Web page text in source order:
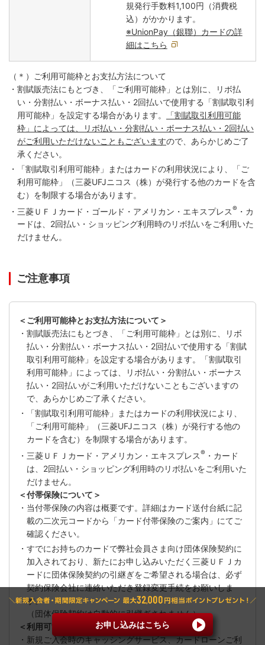
規発行手数料1,100円（消費税
込）がかかります。
※UnionPay（銀聯）カードの詳
細はこちら
（＊）ご利用可能枠とお支払方法について
・割賦販売法にもとづき、「ご利用可能枠」とは別に、リボ払
い・分割払い・ボーナス払い・2回払いで使用する「割賦取引利
用可能枠」を設定する場合があります。
「割賦取引利用可能
枠」によっては、リボ払い・分割払い・ボーナス払い・2回払い
がご利用いただけないこともございますので、あらかじめご了
承ください。
・「割賦取引利用可能枠」またはカードの利用状況により、「ご
利用可能枠」（三菱UFJニコス（株）が発行する他のカードを含
む）を制限する場合があります。
・三菱ＵＦＪカード・ゴールド・アメリカン・エキスプレス® ・カ
ードは、2回払い・ショッピング利用時のリボ払いをご利用いた
だけません。
ご注意事項
＜ご利用可能枠とお支払方法について＞
・割賦販売法にもとづき、「ご利用可能枠」とは別に、リボ
払い・分割払い・ボーナス払い・2回払いで使用する「割賦
取引利用可能枠」を設定する場合があります。「割賦取引
利用可能枠」によっては、リボ払い・分割払い・ボーナス
払い・2回払いがご利用いただけないこともございますの
で、あらかじめご了承ください。
・「割賦取引利用可能枠」またはカードの利用状況により、
「ご利用可能枠」（三菱UFJニコス（株）が発行する他の
カードを含む）を制限する場合があります。
・三菱ＵＦＪカード・アメリカン・エキスプレス® ・カード
は、2回払い・ショッピング利用時のリボ払いをご利用いた
だけません。
＜付帯保険について＞
・当付帯保険の内容は概要です。詳細はカード送付台紙に記
載の二次元コードから「カード付帯保険のご案内」にてご
確認ください。
・すでにお持ちのカードで弊社会員さま向け団体保険契約に
加入されており、新たにお申し込みいただく三菱ＵＦＪカ
ードに団体保険契約の引継ぎをご希望される場合は、必ず
契約保険会社に連絡いただき登録変更手続をお願いしま
す。
（団体保険契約は自動的に引継ぎされません）
＜利用可能枠について＞
・新規ご入会時のキャッシングサービス、カードローンご利
お申し込みはこちら